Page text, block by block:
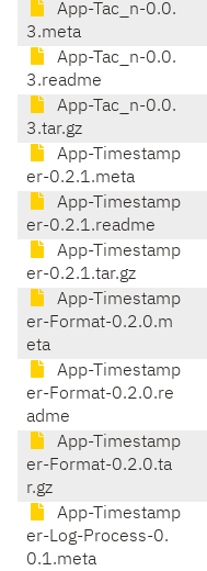
App-Tac_n-0.0.
3.meta
App-Tac_n-0.0.
3.readme
App-Tac_n-0.0.
3.tar.gz
App-Timestamp
er-0.2.1.meta
App-Timestamp
er-0.2.1.readme
App-Timestamp
er-0.2.1.tar.gz
App-Timestamp
er-Format-0.2.0.m
eta
App-Timestamp
er-Format-0.2.0.re
adme
App-Timestamp
er-Format-0.2.0.ta
r.gz
App-Timestamp
er-Log-Process-0.
0.1.meta